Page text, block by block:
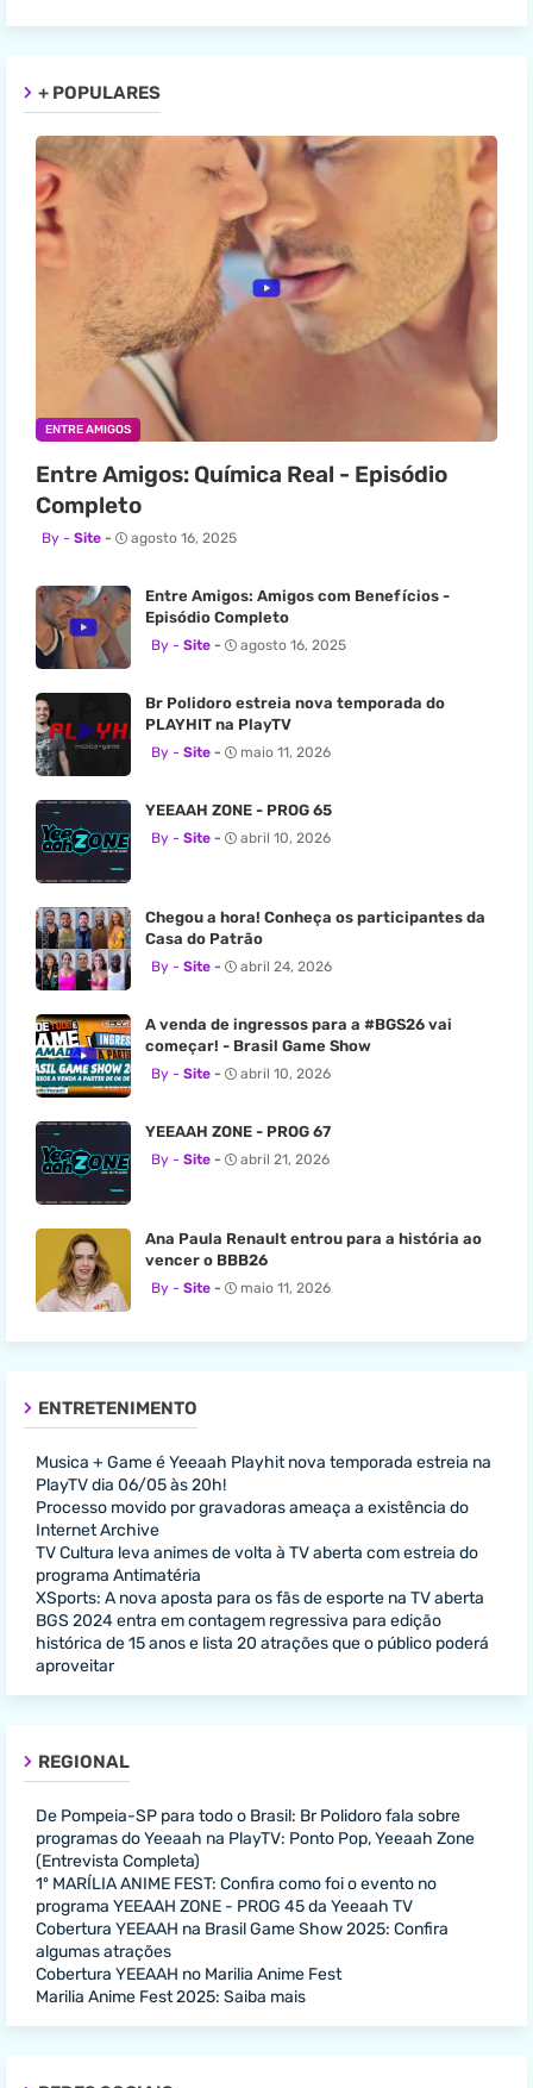
+ POPULARES
ENTRE AMIGOS
Entre Amigos: Química Real - Episódio
Completo
Site agosto 16, 2025
Entre Amigos: Amigos com Benefícios -
Episódio Completo
Site agosto 16, 2025
Br Polidoro estreia nova temporada do
PLAYHIT na PlayTV
Site maio 11, 2026
YEEAAH ZONE - PROG 65
Site abril 10, 2026
Chegou a hora! Conheça os participantes da
Casa do Patrão
Site abril 24, 2026
A venda de ingressos para a #BGS26 vai
começar! - Brasil Game Show
Site abril 10, 2026
YEEAAH ZONE - PROG 67
Site abril 21, 2026
Ana Paula Renault entrou para a história ao
vencer o BBB26
Site maio 11, 2026
ENTRETENIMENTO
Musica + Game é Yeeaah Playhit nova temporada estreia na
PlayTV dia 06/05 às 20h!
Processo movido por gravadoras ameaça a existência do
Internet Archive
TV Cultura leva animes de volta à TV aberta com estreia do
programa Antimatéria
XSports: A nova aposta para os fãs de esporte na TV aberta
BGS 2024 entra em contagem regressiva para edição
histórica de 15 anos e lista 20 atrações que o público poderá
aproveitar
REGIONAL
De Pompeia-SP para todo o Brasil: Br Polidoro fala sobre
programas do Yeeaah na PlayTV: Ponto Pop, Yeeaah Zone
(Entrevista Completa)
1º MARÍLIA ANIME FEST: Confira como foi o evento no
programa YEEAAH ZONE - PROG 45 da Yeeaah TV
Cobertura YEEAAH na Brasil Game Show 2025: Confira
algumas atrações
Cobertura YEEAAH no Marilia Anime Fest
Marilia Anime Fest 2025: Saiba mais